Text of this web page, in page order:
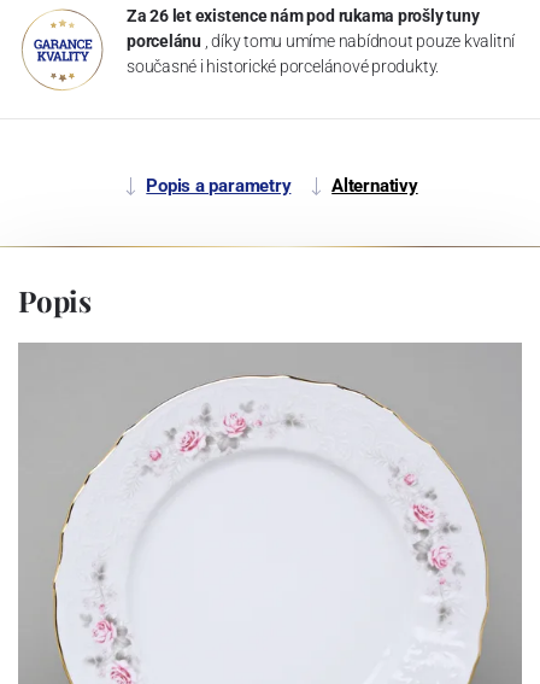
Za 26 let existence nám pod rukama prošly tuny
porcelánu , díky tomu umíme nabídnout pouze kvalitní
současné i historické porcelánové produkty.
Popis a parametry Alternativy
Popis